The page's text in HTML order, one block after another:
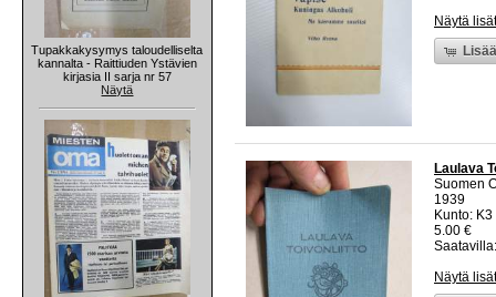
Tupakkakysymys taloudelliselta
kannalta - Raittiuden Ystävien
kirjasia II sarja nr 57
Näytä
Näytä
Laulava
Suomen
1939
Kunto:
5.00 €
Näytä